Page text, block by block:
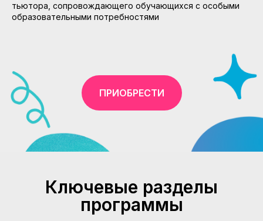
тьютора, сопровождающего обучающихся с особыми
образовательными потребностями
ПРИОБРЕСТИ
Ключевые разделы
программы